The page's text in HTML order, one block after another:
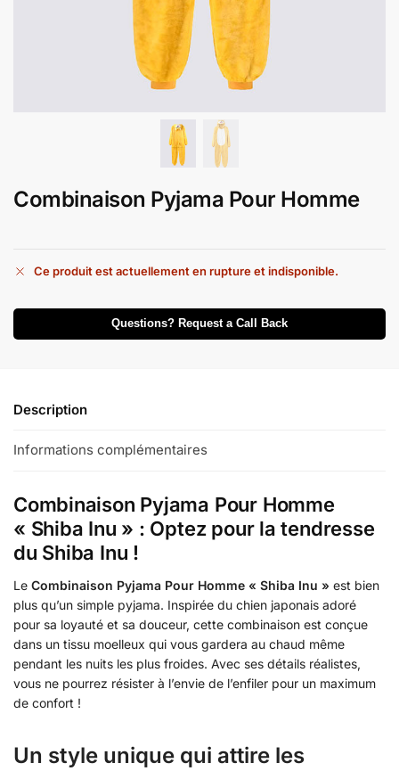
Combinaison Pyjama Pour Homme
Ce produit est actuellement en rupture et indisponible.
Questions? Request a Call Back
Description
Informations complémentaires
Combinaison Pyjama Pour Homme
« Shiba Inu » : Optez pour la tendresse
du Shiba Inu !
Le Combinaison Pyjama Pour Homme « Shiba Inu » est bien
plus qu’un simple pyjama. Inspirée du chien japonais adoré
pour sa loyauté et sa douceur, cette combinaison est conçue
dans un tissu moelleux qui vous gardera au chaud même
pendant les nuits les plus froides. Avec ses détails réalistes,
vous ne pourrez résister à l’envie de l’enfiler pour un maximum
de confort !
Un style unique qui attire les